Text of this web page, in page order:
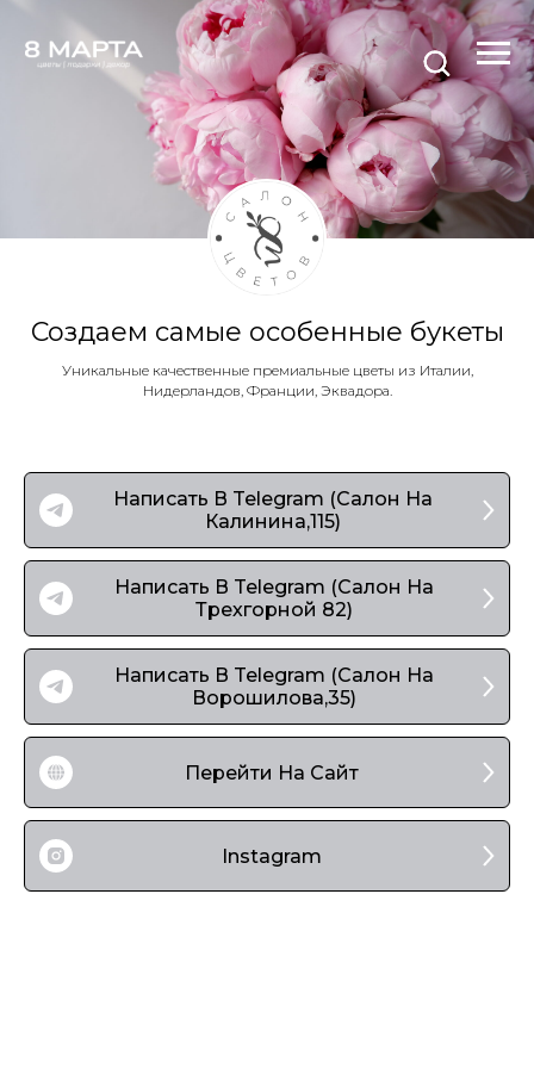
Создаем самые особенные букеты
Уникальные качественные премиальные цветы из Италии,
Нидерландов, Франции, Эквадора.
Написать В Telegram (Салон На
Калинина,115)
Написать В Telegram (Салон На
Трехгорной 82)
Написать В Telegram (Салон На
Ворошилова,35)
Перейти На Сайт
Instagram